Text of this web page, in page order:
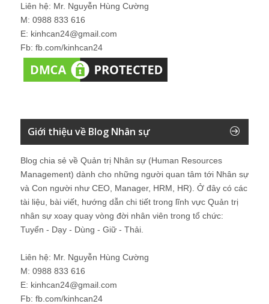
Liên hệ: Mr. Nguyễn Hùng Cường
M: 0988 833 616
E: kinhcan24@gmail.com
Fb: fb.com/kinhcan24
Giới thiệu về Blog Nhân sự
Blog chia sẻ về Quản trị Nhân sự (Human Resources
Management) dành cho những người quan tâm tới Nhân sự
và Con người như CEO, Manager, HRM, HR). Ở đây có các
tài liệu, bài viết, hướng dẫn chi tiết trong lĩnh vực Quản trị
nhân sự xoay quay vòng đời nhân viên trong tổ chức:
Tuyển - Dạy - Dùng - Giữ - Thải.
Liên hệ: Mr. Nguyễn Hùng Cường
M: 0988 833 616
E: kinhcan24@gmail.com
Fb: fb.com/kinhcan24